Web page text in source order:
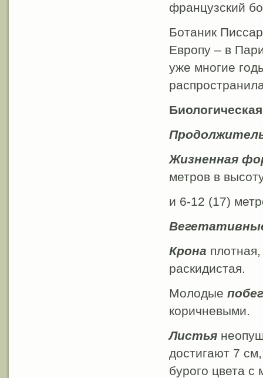
французский
Ботаник
Европу – в
уже многие
Жизненная
метров в
и 6-12 (17)
Крона
раскидистая.
Молодые
коричневыми.
Листья
достигают 7
бурого цвета с